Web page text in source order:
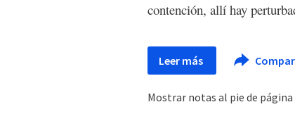
contención, allí hay
Leer más
Mostrar notas al pie de página